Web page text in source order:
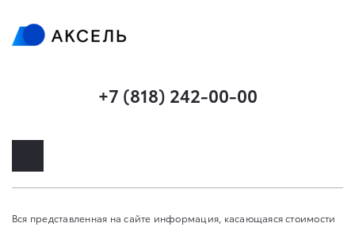
+7 (818) 242-00-00
Вся представленная на сайте информация, касающаяся стоимости